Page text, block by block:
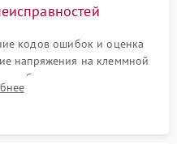
кодов ошибок и оценка
напряжения на клеммной
проблемы с нагревом,
или блокировкой дверцы.